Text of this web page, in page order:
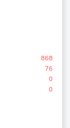
868
76
0
0